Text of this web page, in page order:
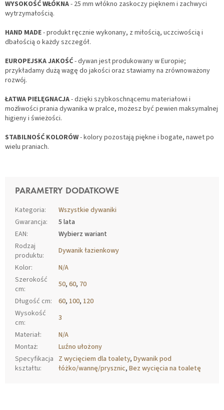
WYSOKOŚĆ WŁÓKNA- 25 mm włókno zaskoczy pięknem i zachwyci
wytrzymałością.
HAND MADE- produkt ręcznie wykonany, z miłością, uczciwością i
dbałością o każdy szczegół.
EUROPEJSKA JAKOŚĆ- dywan jest produkowany w Europie;
przykładamy dużą wagę do jakości oraz stawiamy na zrównoważony
rozwój.
ŁATWA PIELĘGNACJA- dzięki szybkoschnącemu materiałowi i
możliwości prania dywanika w pralce, możesz być pewien maksymalnej
higieny i świeżości.
STABILNOŚĆ KOLORÓW- kolory pozostają piękne i bogate, nawet po
wielu praniach.
PARAMETRY DODATKOWE
Kategoria:
Wszystkie dywaniki
Gwarancja:
5 lata
EAN:
Wybierz wariant
Rodzaj
produktu:
Dywanik łazienkowy
Kolor:
N/A
Szerokość
cm: 50, 60, 70
Długość cm: 60, 100, 120
Wysokość
cm:
3
Materiał:
N/A
Montaż:
Luźno ułożony
Specyfikacja
kształtu:
Z wycięciem dla toalety, Dywanik pod
łóżko/wannę/prysznic, Bez wycięcia na toaletę